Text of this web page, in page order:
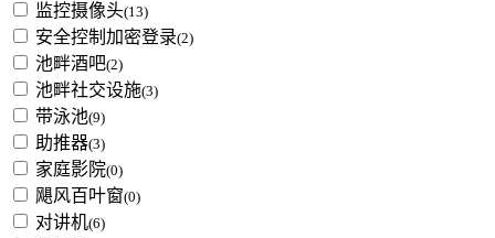
监控摄像头(13)
安全控制加密登录(2)
池畔酒吧(2)
池畔社交设施(3)
带泳池(9)
助推器(3)
家庭影院(0)
飓风百叶窗(0)
对讲机(6)